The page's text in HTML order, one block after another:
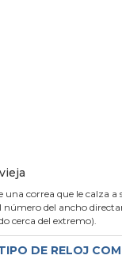
una correa que le calza
número del ancho
cerca del extremo).
DE RELOJ